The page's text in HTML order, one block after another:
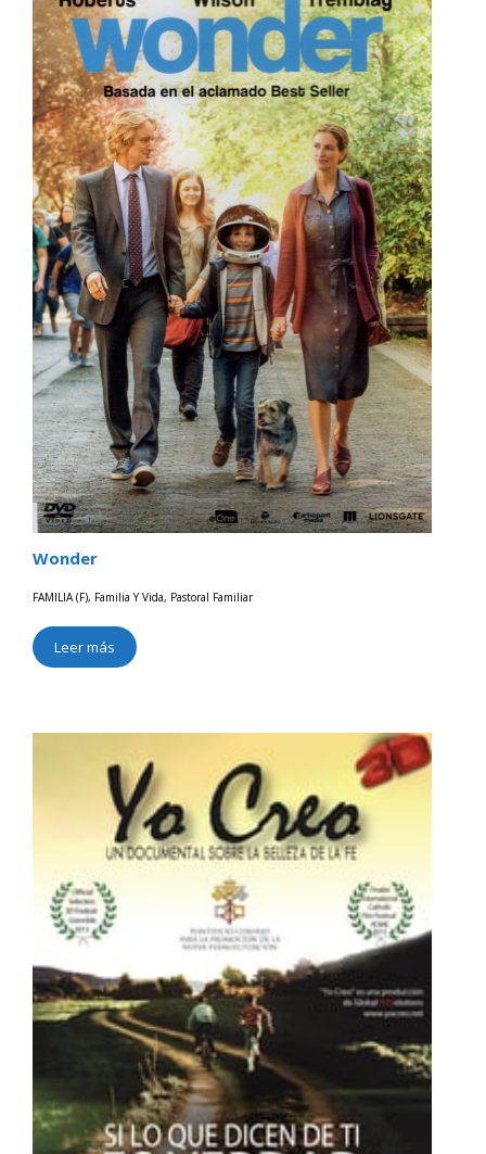
Wonder
FAMILIA (F), Familia Y Vida, Pastoral Familiar
Leer más